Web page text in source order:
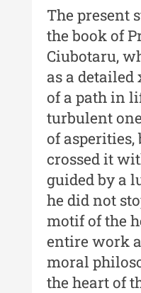
Buletinul ”Ioan
de Istorie a
Buletinul
Muzeului de
XXIV / 2018
Buletinul
Muzeului de
XXIII / 2017
Buletinul
Muzeului de
XXII / 2016
Indexul
Anuarul
The present
the book of
Ciubotaru,
as a
of a path in
turbulent
of
crossed it
guided by a
he did not
motif of the
entire work
moral
the heart of